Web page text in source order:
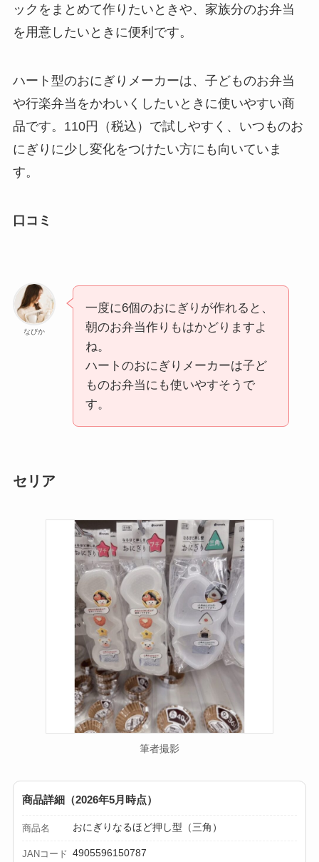
ックをまとめて作りたいときや、家族分のお弁当
を用意したいときに便利です。
ハート型のおにぎりメーカーは、子どものお弁当
や行楽弁当をかわいくしたいときに使いやすい商
品です。110円（税込）で試しやすく、いつものお
にぎりに少し変化をつけたい方にも向いていま
す。
口コミ
なびか
一度に6個のおにぎりが作れると、
朝のお弁当作りもはかどりますよ
ね。
ハートのおにぎりメーカーは子ど
ものお弁当にも使いやすそうで
す。
セリア
筆者撮影
商品詳細（2026年5月時点）
商品名 おにぎりなるほど押し型（三角）
JANコード 4905596150787